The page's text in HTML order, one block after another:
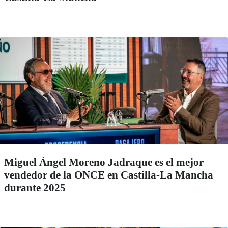
Miguel Ángel Moreno Jadraque es el mejor
vendedor de la ONCE en Castilla-La Mancha
durante 2025